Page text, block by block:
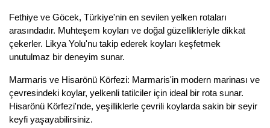
Fethiye ve Göcek, Türkiye'nin en sevilen yelken rotaları
arasındadır. Muhteşem koyları ve doğal güzellikleriyle dikkat
çekerler. Likya Yolu'nu takip ederek koyları keşfetmek
unutulmaz bir deneyim sunar.
Marmaris ve Hisarönü Körfezi: Marmaris'in modern marinası ve
çevresindeki koylar, yelkenli tatilciler için ideal bir rota sunar.
Hisarönü Körfezi'nde, yeşilliklerle çevrili koylarda sakin bir seyir
keyfi yaşayabilirsiniz.